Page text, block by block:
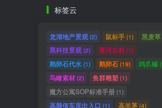
标签云
龙湖地产景观 (2) 鼠标手(1) 黑麦草
黑科技景观(2) 黄河古村(1)
鹅卵石代水(1) 鹅卵石(19) 鸡爪槭
鸟瞰素材(2) 鱼群雕塑 (1)
魔方公寓SOP标准手册 (1)
高颜值车库出入口 (1) 高羊茅(4)